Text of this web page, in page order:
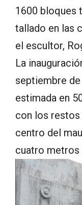
1600 bloques
tallado en las
el escultor,
La
septiembre
estimada en
con los restos
centro del
cuatro metros